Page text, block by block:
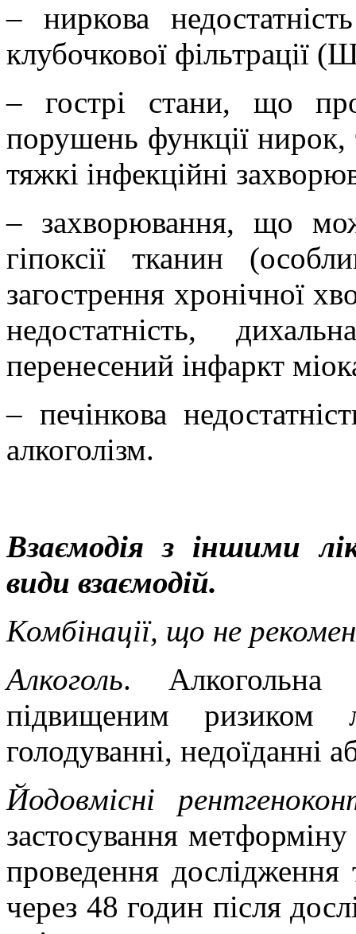
– ниркова
клубочкової
– гострі стани, що
порушень функції нирок,
тяжкі інфекційні
– захворювання, що
гіпоксії тканин
загострення хронічної
недостатність,
перенесений інфаркт
– печінкова
алкоголізм.
Взаємодія з іншими
види взаємодій.
Комбінації, що не
Алкоголь. Алкогольна
підвищеним ризиком
голодуванні, недоїданні
Йодовмісні
застосування
проведення
через 48 годин після